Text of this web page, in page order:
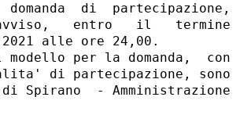
domanda  di  partecipazione,
entro   il   termine
alle ore 24,00.
modello per la domanda,  con
di partecipazione, sono
Spirano  - Amministrazione